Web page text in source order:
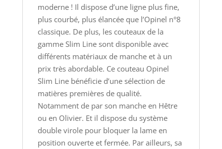
moderne ! Il dispose d’une ligne plus fine,
plus courbé, plus élancée que l’Opinel n°8
classique. De plus, les couteaux de la
gamme Slim Line sont disponible avec
différents matériaux de manche et à un
prix très abordable. Ce couteau Opinel
Slim Line bénéficie d’une sélection de
matières premières de qualité.
Notamment de par son manche en Hêtre
ou en Olivier. Et il dispose du système
double virole pour bloquer la lame en
position ouverte et fermée. Par ailleurs, sa